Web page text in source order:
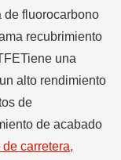
de fluorocarbono
recubrimiento
una
alto rendimiento
de
de acabado
carretera,